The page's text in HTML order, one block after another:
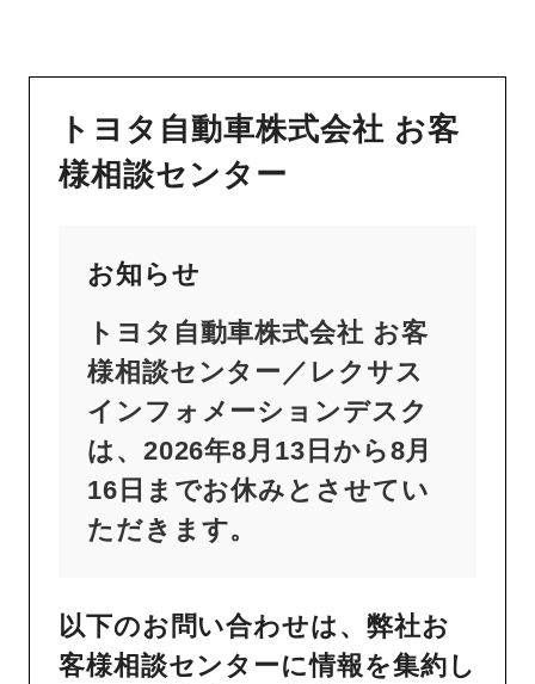
トヨタ自動車株式会社 お客
様相談センター
お知らせ
トヨタ自動車株式会社 お客
様相談センター／レクサス
インフォメーションデスク
は、2026年8月13日から8月
16日までお休みとさせてい
ただきます。
以下のお問い合わせは、弊社お
客様相談センターに情報を集約し